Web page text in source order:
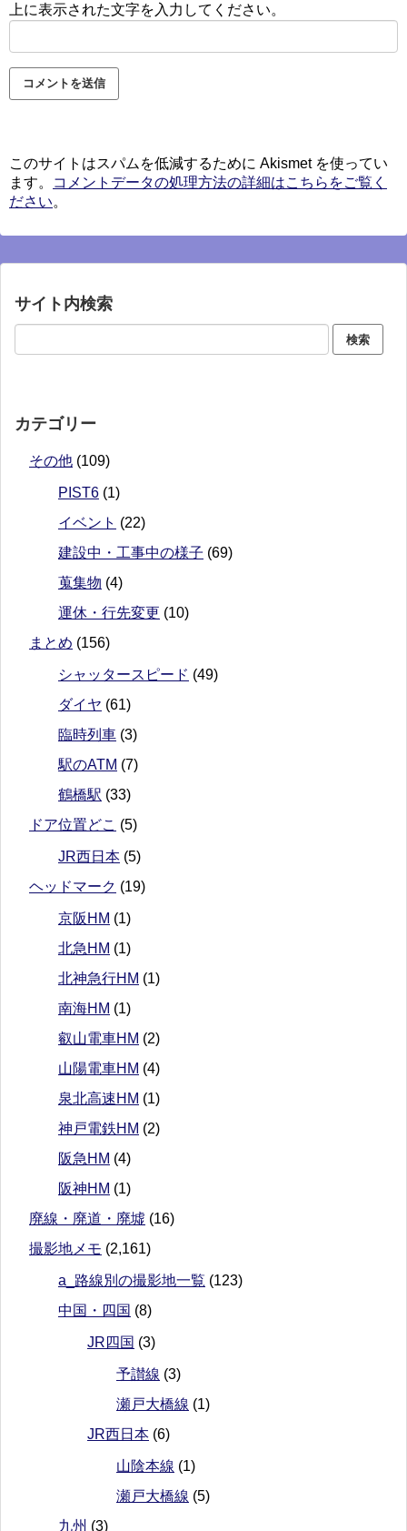
上に表示された文字を入力してください。
このサイトはスパムを低減するために Akismet を使ってい
ます。
コメントデータの処理方法の詳細はこちらをご覧く
ださい。
サイト内検索
カテゴリー
その他 (109)
PIST6 (1)
イベント (22)
建設中・工事中の様子 (69)
蒐集物 (4)
運休・行先変更 (10)
まとめ (156)
シャッタースピード (49)
ダイヤ (61)
臨時列車 (3)
駅のATM (7)
鶴橋駅 (33)
ドア位置どこ (5)
JR西日本 (5)
ヘッドマーク (19)
京阪HM (1)
北急HM (1)
北神急行HM (1)
南海HM (1)
叡山電車HM (2)
山陽電車HM (4)
泉北高速HM (1)
神戸電鉄HM (2)
阪急HM (4)
阪神HM (1)
廃線・廃道・廃墟 (16)
撮影地メモ (2,161)
a_路線別の撮影地一覧 (123)
中国・四国 (8)
JR四国 (3)
予讃線 (3)
瀬戸大橋線 (1)
JR西日本 (6)
山陰本線 (1)
瀬戸大橋線 (5)
九州 (3)